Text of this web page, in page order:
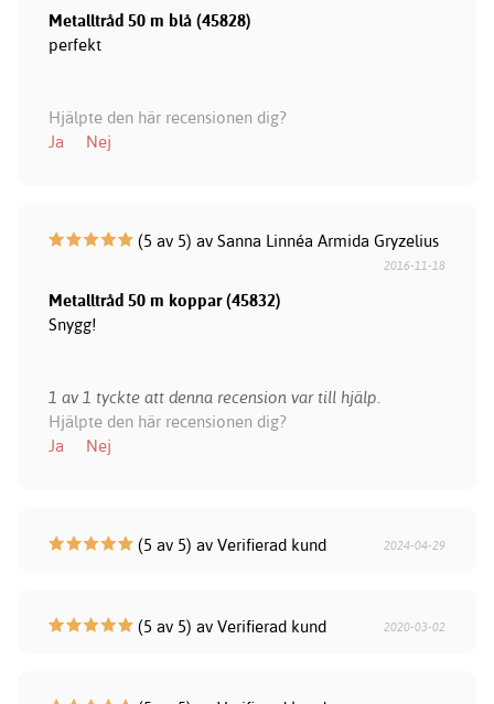
Metalltråd 50 m blå (45828)
perfekt
Hjälpte den här recensionen dig?
Ja
Nej
(5 av 5) av Sanna Linnéa Armida Gryzelius
2016-11-18
Metalltråd 50 m koppar (45832)
Snygg!
1 av 1 tyckte att denna recension var till hjälp.
Hjälpte den här recensionen dig?
Ja
Nej
(5 av 5) av Verifierad kund 2024-04-29
(5 av 5) av Verifierad kund 2020-03-02